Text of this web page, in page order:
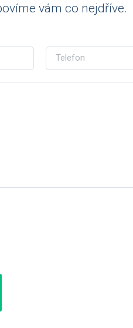
vám co nejdříve.